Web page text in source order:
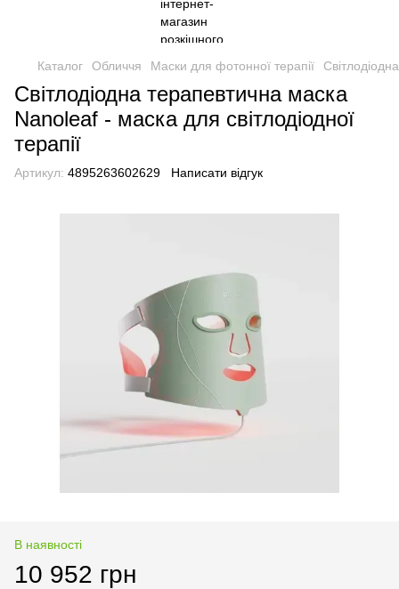
Каталог Обличчя Маски для фотонної терапії
Світлодіодна терапевтична маска
Nanoleaf - маска для світлодіодної
терапії
Артикул: 4895263602629 Написати відгук
В наявності
10 952 грн